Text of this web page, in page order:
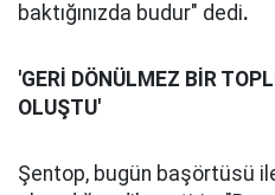
baktığınızda budur" dedi.
'GERİ DÖNÜLMEZ BİR
OLUŞTU'
Şentop, bugün başörtüsü